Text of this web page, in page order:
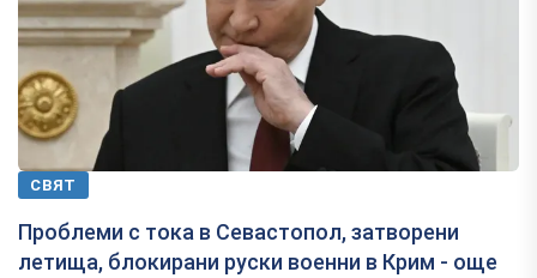
СВЯТ
Проблеми с тока в Севастопол, затворени
летища, блокирани руски военни в Крим - още